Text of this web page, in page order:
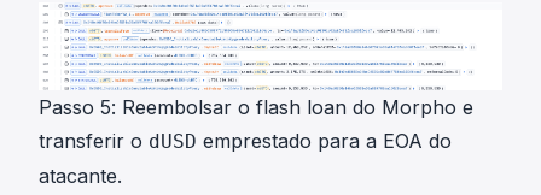
Passo 5: Reembolsar o flash loan do Morpho e
transferir o dUSD emprestado para a EOA do
atacante.